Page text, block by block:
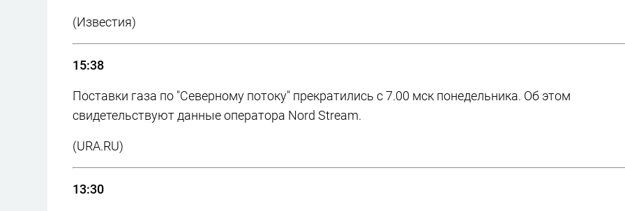
(Известия)
15:38
Поставки газа по "Северному потоку" прекратились с 7.00 мск понедельника. Об этом
свидетельствуют данные оператора Nord Stream.
(URA.RU)
13:30